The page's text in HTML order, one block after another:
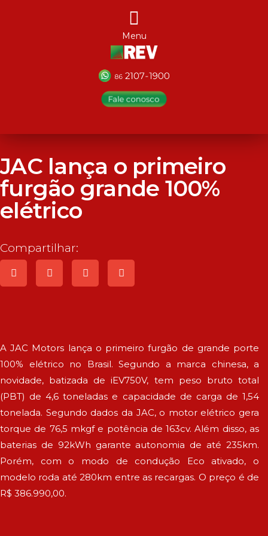
Menu
JAC lança o primeiro
furgão grande 100%
elétrico
Compartilhar:
A JAC Motors lança o primeiro furgão de grande porte
100% elétrico no Brasil. Segundo a marca chinesa, a
novidade, batizada de iEV750V, tem peso bruto total
(PBT) de 4,6 toneladas e capacidade de carga de 1,54
tonelada. Segundo dados da JAC, o motor elétrico gera
torque de 76,5 mkgf e potência de 163cv. Além disso, as
baterias de 92kWh garante autonomia de até 235km.
Porém, com o modo de condução Eco ativado, o
modelo roda até 280km entre as recargas. O preço é de
R$ 386.990,00.